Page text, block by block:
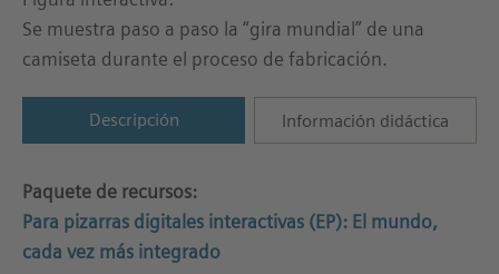
Se muestra paso a paso la “gira mundial” de una
camiseta durante el proceso de fabricación.
Descripción Información didáctica
Paquete de recursos:
Para pizarras digitales interactivas (EP): El mundo,
cada vez más integrado